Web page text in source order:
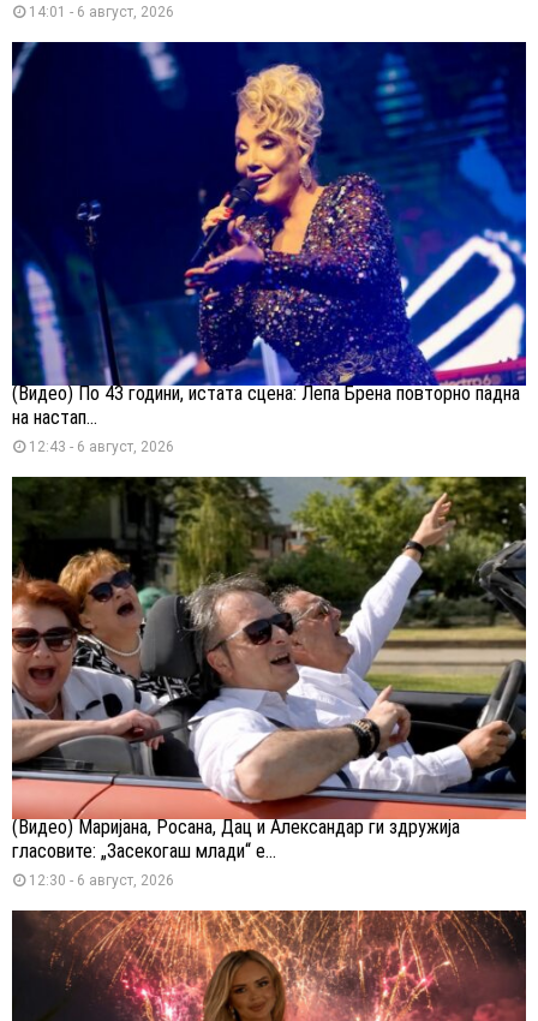
14:01 - 6 август, 2026
(Видео) По 43 години, истата сцена: Лепа Брена повторно падна
на настап...
12:43 - 6 август, 2026
(Видео) Маријана, Росана, Дац и Александар ги здружија
гласовите: „Засекогаш млади“ е...
12:30 - 6 август, 2026